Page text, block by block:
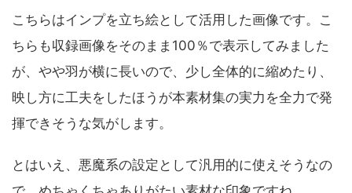
こちらはインプを立ち絵として活用した画像です。こ
ちらも収録画像をそのまま100％で表示してみました
が、やや羽が横に長いので、少し全体的に縮めたり、
映し方に工夫をしたほうが本素材集の実力を全力で発
揮できそうな気がします。
とはいえ、悪魔系の設定として汎用的に使えそうなの